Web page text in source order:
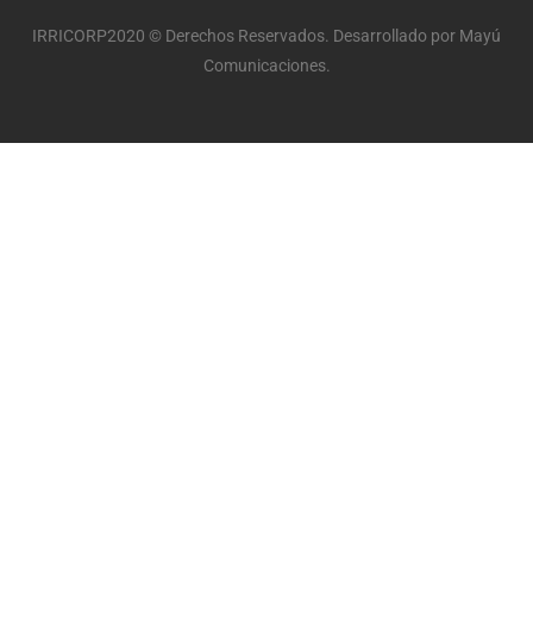
IRRICORP2020 © Derechos Reservados. Desarrollado por Mayú
Comunicaciones.